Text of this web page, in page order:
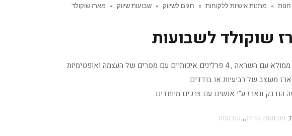
חנות » מתנות אישיות ללקוחות » חגים לשיווק » שבועות שיווק »
מארז שוקולד
שוקולד לשבועות
שוקולד ממולא עם השראה , 4 פרלינים איכותיים עם מסרים של העצמה ואופטימיות
מעוצב של רביעיות או בודדים.
הודבק ונארז ע"י אנשים עם צרכים מיוחדים.
שבועות שיווק, שבועות